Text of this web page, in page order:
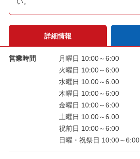
詳細情報
営業時間
月曜日 10:00～6:00
火曜日 10:00～6:00
水曜日 10:00～6:00
木曜日 10:00～6:00
金曜日 10:00～6:00
土曜日 10:00～6:00
祝前日 10:00～6:00
日曜・祝祭日 10:00～6:00